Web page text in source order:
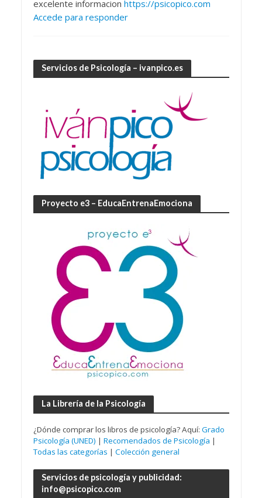
excelente informacion https://psicopico.com
Accede para responder
Servicios de Psicología – ivanpico.es
Proyecto e3 – EducaEntrenaEmociona
La Librería de la Psicología
¿Dónde comprar los libros de psicología? Aquí: Grado
Psicología (UNED) | Recomendados de Psicología |
Todas las categorías | Colección general
Servicios de psicología y publicidad:
info@psicopico.com